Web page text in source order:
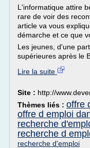
L'informatique attire
rare de voir des
article va vous
démarche et ce que
Les jeunes, d'une
supérieures après le
Lire la suite
Site : http://
Thèmes liés : offre
offre d emploi
recherche
recherche d
recherche d'emploi